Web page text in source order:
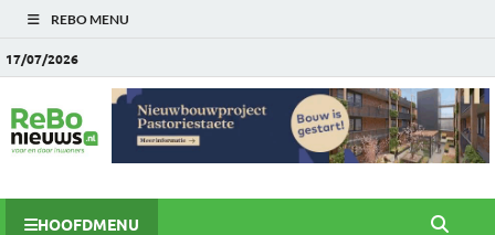
REBO MENU
17/07/2026
HOOFDMENU